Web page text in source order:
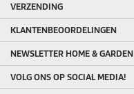
VERZENDING
KLANTENBEOORDELINGEN
NEWSLETTER HOME & GARDEN
VOLG ONS OP SOCIAL MEDIA!